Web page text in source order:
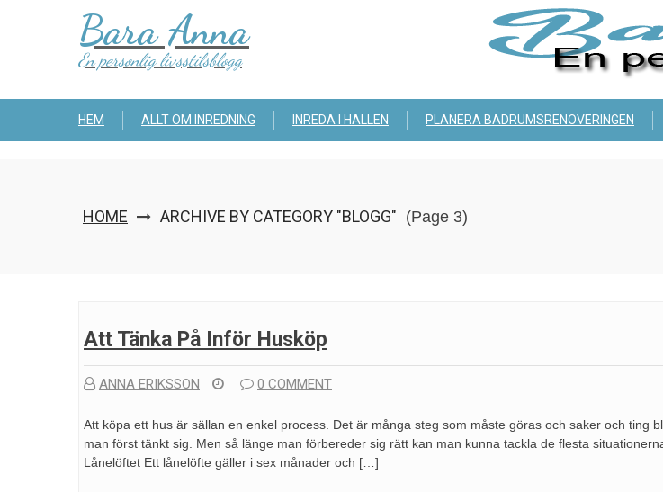
Bara Anna
En personlig livsstilsblogg
HEM ALLT OM INREDNING INREDA I HALLEN PLANERA BADRUMSRENOVERINGEN
HOME ARCHIVE BY CATEGORY "BLOGG" (Page 3)
Att Tänka På Inför Husköp
ANNA ERIKSSON 0 COMMENT
Att köpa ett hus är sällan en enkel process. Det är många steg som måste göras och saker och ting
man först tänkt sig. Men så länge man förbereder sig rätt kan man kunna tackla de flesta
Lånelöftet Ett lånelöfte gäller i sex månader och […]